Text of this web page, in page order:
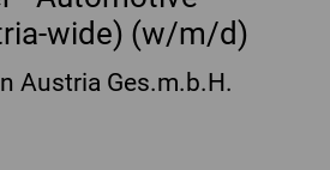
wide) (w/m/d)
Austria Ges.m.b.H.